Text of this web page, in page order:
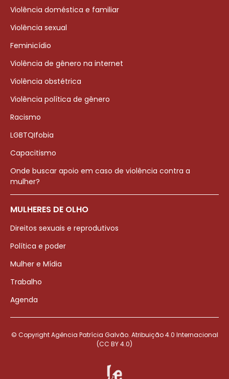
Violência doméstica e familiar
Violência sexual
Feminicídio
Violência de gênero na internet
Violência obstétrica
Violência política de gênero
Racismo
LGBTQIfobia
Capacitismo
Onde buscar apoio em caso de violência contra a
mulher?
MULHERES DE OLHO
Direitos sexuais e reprodutivos
Política e poder
Mulher e Mídia
Trabalho
Agenda
© Copyright Agência Patrícia Galvão. Atribuição 4.0 Internacional
(CC BY 4.0)